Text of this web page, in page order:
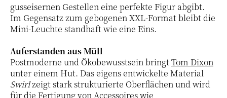
gusseisernen Gestellen eine perfekte Figur abgibt.
Im Gegensatz zum gebogenen XXL-Format bleibt die
Mini-Leuchte standhaft wie eine Eins.
Auferstanden aus Müll
Postmoderne und Ökobewusstsein bringtTom Dixon
unter einem Hut. Das eigens entwickelte Material
Swirlzeigt stark strukturierte Oberflächen und wird
für die Fertigung von Accessoires wie